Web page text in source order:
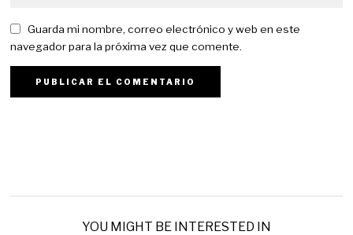
Guarda mi nombre, correo electrónico y web en este
navegador para la próxima vez que comente.
YOU MIGHT BE INTERESTED IN